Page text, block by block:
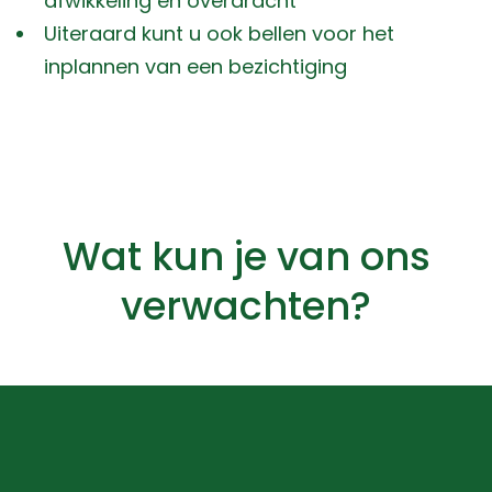
Uiteraard kunt u ook bellen voor het
inplannen van een bezichtiging
Wat kun je van ons
verwachten?